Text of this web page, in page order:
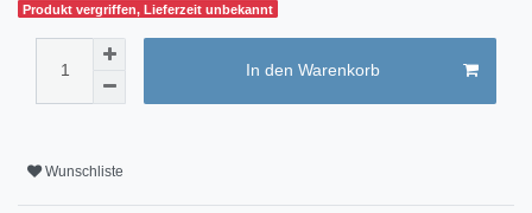
Produkt vergriffen, Lieferzeit unbekannt
In den Warenkorb
Wunschliste